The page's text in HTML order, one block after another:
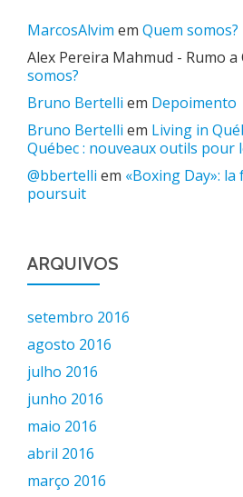
MarcosAlvim em Quem somos?
Alex Pereira Mahmud - Rumo a
somos?
Bruno Bertelli em Depoimento
Bruno Bertelli em Living in
Québec : nouveaux outils pour
@bbertelli em «Boxing Day»: la
poursuit
ARQUIVOS
setembro 2016
agosto 2016
julho 2016
junho 2016
maio 2016
abril 2016
março 2016